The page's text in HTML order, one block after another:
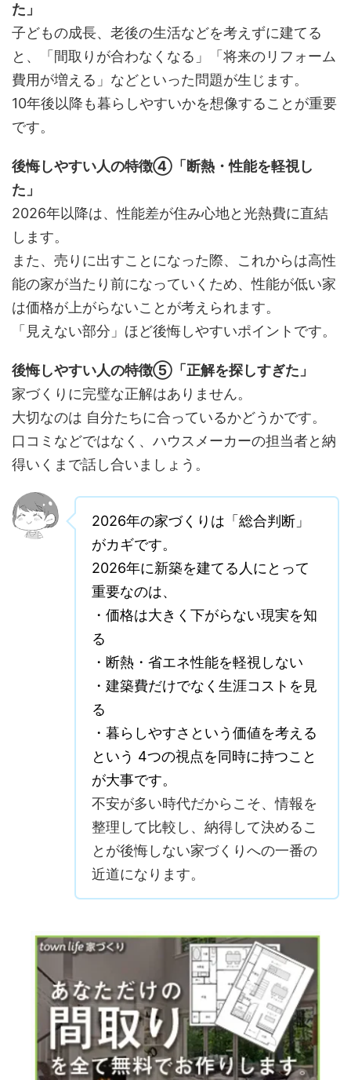
た」
子どもの成長、老後の生活などを考えずに建てる
と、「間取りが合わなくなる」「将来のリフォーム
費用が増える」などといった問題が生じます。
10年後以降も暮らしやすいかを想像することが重要
です。
後悔しやすい人の特徴④「断熱・性能を軽視し
た」
2026年以降は、性能差が住み心地と光熱費に直結
します。
また、売りに出すことになった際、これからは高性
能の家が当たり前になっていくため、性能が低い家
は価格が上がらないことが考えられます。
「見えない部分」ほど後悔しやすいポイントです。
後悔しやすい人の特徴⑤「正解を探しすぎた」
家づくりに完璧な正解はありません。
大切なのは 自分たちに合っているかどうかです。
口コミなどではなく、ハウスメーカーの担当者と納
得いくまで話し合いましょう。
2026年の家づくりは「総合判断」
がカギです。
2026年に新築を建てる人にとって
重要なのは、
・価格は大きく下がらない現実を知
る
・断熱・省エネ性能を軽視しない
・建築費だけでなく生涯コストを見
る
・暮らしやすさという価値を考える
という 4つの視点を同時に持つこと
が大事です。
不安が多い時代だからこそ、情報を
整理して比較し、納得して決めるこ
とが後悔しない家づくりへの一番の
近道になります。